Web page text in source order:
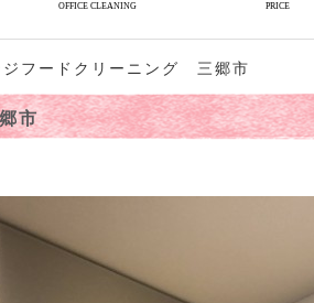
OFFICE CLEANING PRICE
ジフードクリーニング 三郷市
市